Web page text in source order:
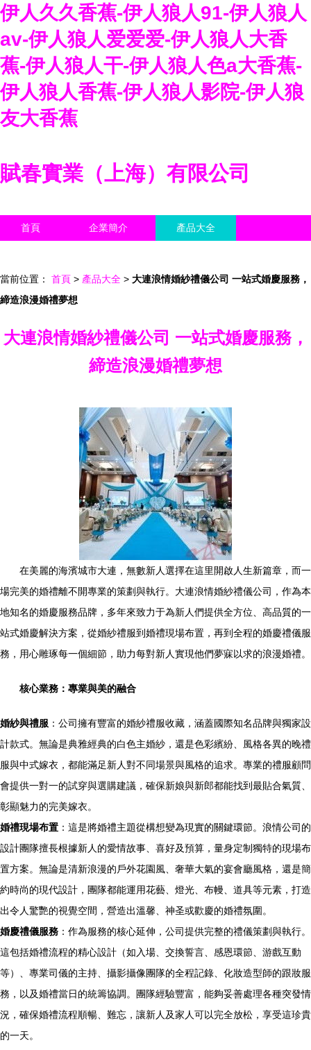
伊人久久香蕉-伊人狼人91-伊人狼人
av-伊人狼人爱爱爱-伊人狼人大香
蕉-伊人狼人干-伊人狼人色a大香蕉-
伊人狼人香蕉-伊人狼人影院-伊人狼
友大香蕉
賦春實業（上海）有限公司
首頁 企業簡介 產品大全
當前位置： 首頁 > 產品大全 > 大連浪情婚紗禮儀公司 一站式婚慶服務，
締造浪漫婚禮夢想
大連浪情婚紗禮儀公司 一站式婚慶服務，
締造浪漫婚禮夢想
在美麗的海濱城市大連，無數新人選擇在這里開啟人生新篇章，而一
場完美的婚禮離不開專業的策劃與執行。大連浪情婚紗禮儀公司，作為本
地知名的婚慶服務品牌，多年來致力于為新人們提供全方位、高品質的一
站式婚慶解決方案，從婚紗禮服到婚禮現場布置，再到全程的婚慶禮儀服
務，用心雕琢每一個細節，助力每對新人實現他們夢寐以求的浪漫婚禮。
核心業務：專業與美的融合
婚紗與禮服 ：公司擁有豐富的婚紗禮服收藏，涵蓋國際知名品牌與獨家設
計款式。無論是典雅經典的白色主婚紗，還是色彩繽紛、風格各異的晚禮
服與中式嫁衣，都能滿足新人對不同場景與風格的追求。專業的禮服顧問
會提供一對一的試穿與選購建議，確保新娘與新郎都能找到最貼合氣質、
彰顯魅力的完美嫁衣。
婚禮現場布置 ：這是將婚禮主題從構想變為現實的關鍵環節。浪情公司的
設計團隊擅長根據新人的愛情故事、喜好及預算，量身定制獨特的現場布
置方案。無論是清新浪漫的戶外花園風、奢華大氣的宴會廳風格，還是簡
約時尚的現代設計，團隊都能運用花藝、燈光、布幔、道具等元素，打造
出令人驚艷的視覺空間，營造出溫馨、神圣或歡慶的婚禮氛圍。
婚慶禮儀服務 ：作為服務的核心延伸，公司提供完整的禮儀策劃與執行。
這包括婚禮流程的精心設計（如入場、交換誓言、感恩環節、游戲互動
等）、專業司儀的主持、攝影攝像團隊的全程記錄、化妝造型師的跟妝服
務，以及婚禮當日的統籌協調。團隊經驗豐富，能夠妥善處理各種突發情
況，確保婚禮流程順暢、難忘，讓新人及家人可以完全放松，享受這珍貴
的一天。